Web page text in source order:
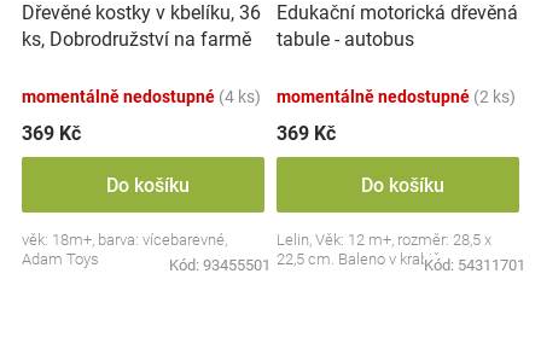
Dřevěné kostky v kbelíku, 36
ks, Dobrodružství na farmě
momentálně nedostupné (4 ks)
369 Kč
Do košíku
věk: 18m+, barva: vícebarevné,
Adam Toys
Kód: 93455501
Edukační motorická dřevěná
tabule - autobus
momentálně nedostupné (2 ks)
369 Kč
Do košíku
Lelin, Věk: 12 m+, rozměr: 28,5 x
22,5 cm. Baleno v krabičce.
Kód: 54311701